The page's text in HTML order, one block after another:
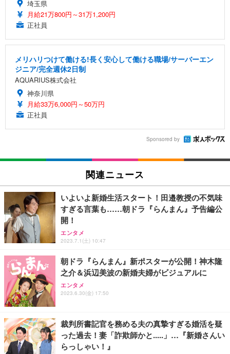
埼玉県
月給21万800円～31万1,200円
正社員
メリハリつけて働ける!長く安心して働ける職場/サーバーエン
ジニア/完全週休2日制
AQUARIUS株式会社
神奈川県
月給33万6,000円～50万円
正社員
Sponsored by
関連ニュース
いよいよ新婚生活スタート！田邉教授の不気味
すぎる言葉も……朝ドラ『らんまん』予告編公
開！
エンタメ
2023.7.1(土) 10:47
朝ドラ『らんまん』新ポスターが公開！神木隆
之介＆浜辺美波の新婚夫婦がビジュアルに
エンタメ
2023.6.30(金) 17:50
裁判所書記官を務める夫の真摯すぎる婚活を疑
った過去！妻「詐欺師かと.....」…『新婚さんい
らっしゃい！』